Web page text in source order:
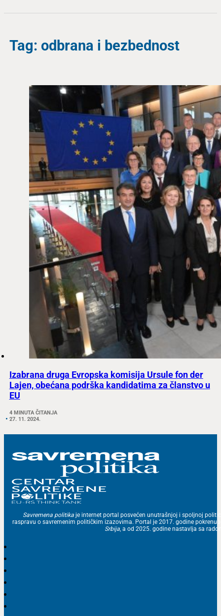
Tag: odbrana i bezbednost
Izabrana druga Evropska komisija Ursule fon der
Lajen, obećana podrška kandidatima za članstvo u
EU
4 MINUTA ČITANJA
27. 11. 2024.
Savremena politika je internet portal posvećen unutrašnjoj i spoljnoj
raspravu o savremenim političkim izazovima. Portal je 2017. godine
Srbija, a od 2025. godine nastavlja sa